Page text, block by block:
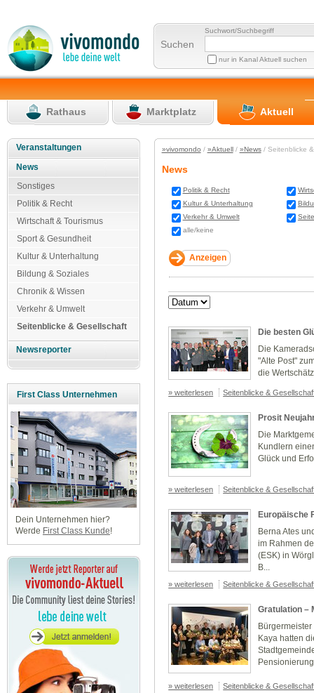
Suchen
Suchwort/Suchbegriff
nur in Kanal Aktuell suchen
Rathaus Marktplatz Aktuell
Veranstaltungen
News
Sonstiges
Politik & Recht
Wirtschaft & Tourismus
Sport & Gesundheit
Kultur & Unterhaltung
Bildung & Soziales
Chronik & Wissen
Verkehr & Umwelt
Seitenblicke & Gesellschaft
Newsreporter
First Class Unternehmen
Dein Unternehmen hier?
Werde First Class Kunde!
»vivomondo / »Aktuell/ »News/ Seitenblicke
News
Politik & Recht
Kultur & Unterhaltung
Verkehr & Umwelt
alle/keine
Die besten
Die
"Alte Post"
die
» weiterlesen Seitenblicke &
Prosit
Die
Kundlern
Glück und
» weiterlesen Seitenblicke &
Europäische
Berna Ates
im Rahmen
(ESK) in
B...
» weiterlesen Seitenblicke &
Gratulation –
Kaya hatten
» weiterlesen Seitenblicke &